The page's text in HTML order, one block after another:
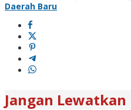
Daerah Baru
Jangan Lewatkan